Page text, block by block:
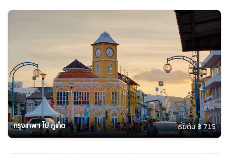
กรุงเทพฯ ไป ภูเก็ต เริ่มต้น ฿ 715